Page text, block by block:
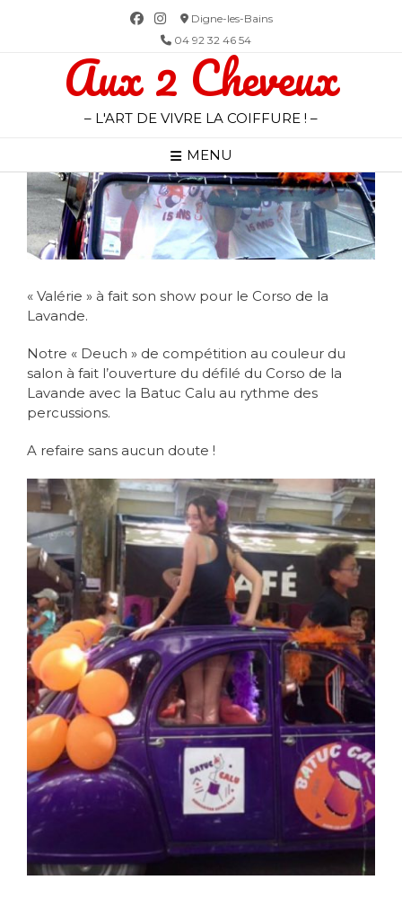
Digne-les-Bains
04 92 32 46 54
Aux 2 Cheveux
– L'ART DE VIVRE LA COIFFURE ! –
MENU
« Valérie » à fait son show pour le Corso de la
Lavande.
Notre « Deuch » de compétition au couleur du
salon à fait l’ouverture du défilé du Corso de la
Lavande avec la Batuc Calu au rythme des
percussions.
A refaire sans aucun doute !